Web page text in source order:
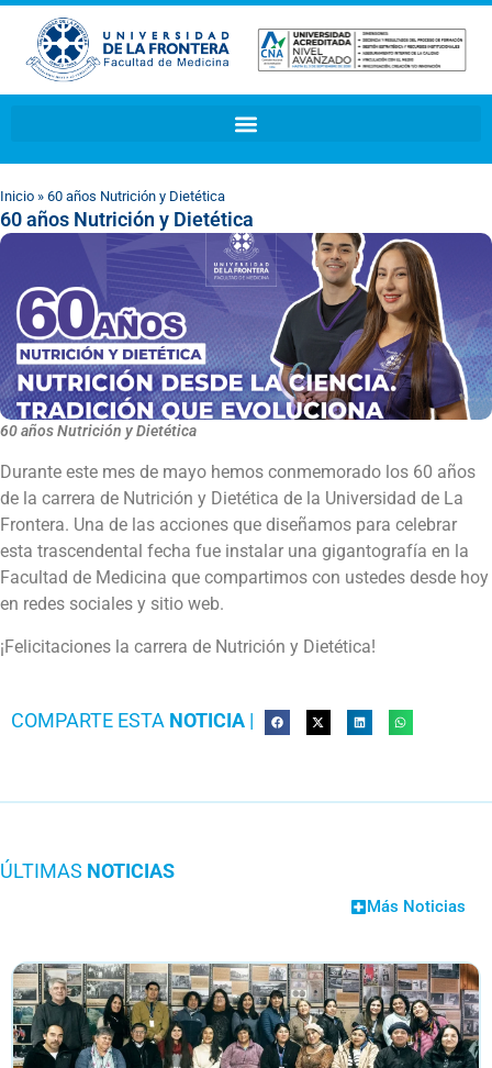
Inicio » 60 años Nutrición y Dietética
60 años Nutrición y Dietética
60 años Nutrición y Dietética
Durante este mes de mayo hemos conmemorado los 60 años
de la carrera de Nutrición y Dietética de la Universidad de La
Frontera. Una de las acciones que diseñamos para celebrar
esta trascendental fecha fue instalar una gigantografía en la
Facultad de Medicina que compartimos con ustedes desde hoy
en redes sociales y sitio web.
¡Felicitaciones la carrera de Nutrición y Dietética!
COMPARTE ESTA NOTICIA
ÚLTIMAS NOTICIAS
Más Noticias